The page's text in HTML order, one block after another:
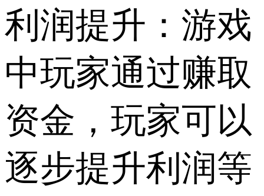
利润提升：游戏
中玩家通过赚取
资金，玩家可以
逐步提升利润等